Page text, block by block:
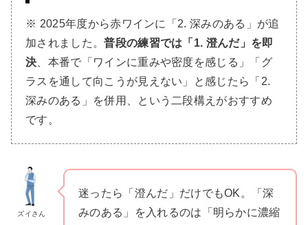
※ 2025年度から赤ワインに「2. 深みのある」が追
加されました。普段の練習では「1. 澄んだ」を即
決 、本番で「ワインに重みや密度を感じる」「グ
ラスを通して向こうが見えない」と感じたら「2.
深みのある」を併用、という二段構えがおすすめ
です。
ズイさん
迷ったら「澄んだ」だけでもOK。「深
みのある」を入れるのは「明らかに濃縮